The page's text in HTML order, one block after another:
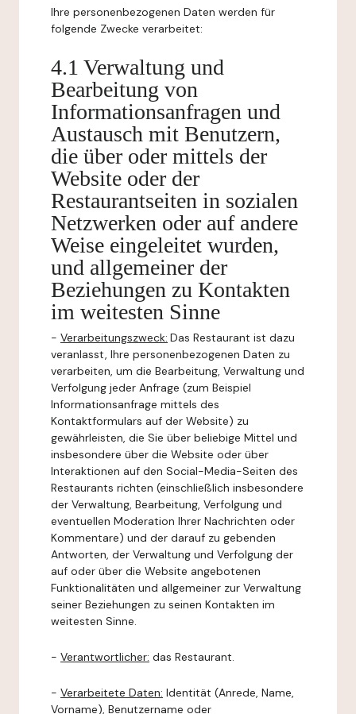
Ihre personenbezogenen Daten werden für
folgende Zwecke verarbeitet:
4.1 Verwaltung und
Bearbeitung von
Informationsanfragen und
Austausch mit Benutzern,
die über oder mittels der
Website oder der
Restaurantseiten in sozialen
Netzwerken oder auf andere
Weise eingeleitet wurden,
und allgemeiner der
Beziehungen zu Kontakten
im weitesten Sinne
- Verarbeitungszweck: Das Restaurant ist dazu
veranlasst, Ihre personenbezogenen Daten zu
verarbeiten, um die Bearbeitung, Verwaltung und
Verfolgung jeder Anfrage (zum Beispiel
Informationsanfrage mittels des
Kontaktformulars auf der Website) zu
gewährleisten, die Sie über beliebige Mittel und
insbesondere über die Website oder über
Interaktionen auf den Social-Media-Seiten des
Restaurants richten (einschließlich insbesondere
der Verwaltung, Bearbeitung, Verfolgung und
eventuellen Moderation Ihrer Nachrichten oder
Kommentare) und der darauf zu gebenden
Antworten, der Verwaltung und Verfolgung der
auf oder über die Website angebotenen
Funktionalitäten und allgemeiner zur Verwaltung
seiner Beziehungen zu seinen Kontakten im
weitesten Sinne.
- Verantwortlicher: das Restaurant.
- Verarbeitete Daten: Identität (Anrede, Name,
Vorname), Benutzername oder